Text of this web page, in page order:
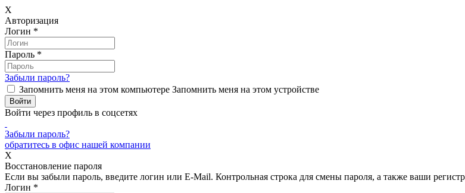
X
Авторизация
Логин *
Пароль *
Забыли пароль?
Запомнить меня на этом компьютере Запомнить меня на этом устройстве
Войти через профиль в соцсетях
Забыли пароль?
обратитесь в офис нашей компании
X
Восстановление пароля
Если вы забыли пароль, введите логин или E-Mail. Контрольная строка для смены пароля, а также ваши
Логин *